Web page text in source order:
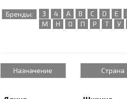
Бренды: 3 4 A B C D E
М
Н О П Р Т У
Назначение Страна